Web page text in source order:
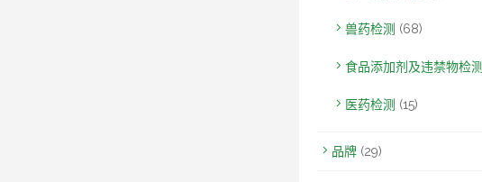
兽药检测 (68)
食品添加剂及违禁物检测
医药检测 (15)
品牌 (29)